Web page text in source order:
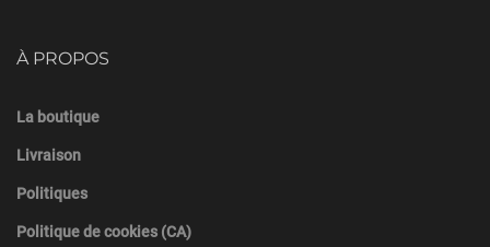
À PROPOS
La boutique
Livraison
Politiques
Politique de cookies (CA)